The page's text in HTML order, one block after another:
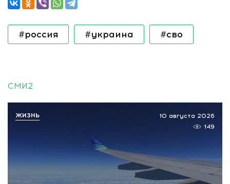
#россия #украина #сво
СМИ2
10 августа 2026
149
ЖИЗНЬ